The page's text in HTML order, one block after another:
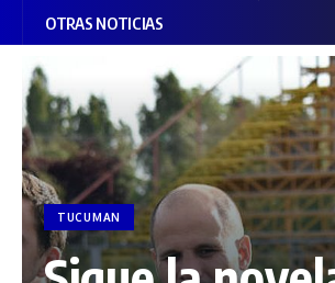
OTRAS NOTICIAS
TUCUMAN